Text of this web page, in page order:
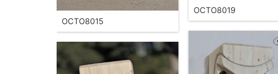
OCTO8019
OCTO8015